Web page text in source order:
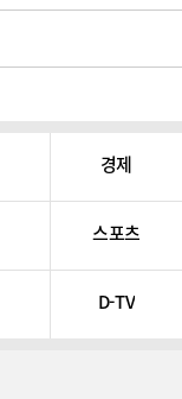
경제
스포츠
D-TV